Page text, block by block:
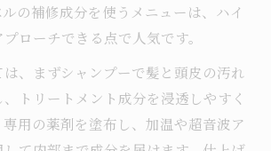
の補修成分を使うメニューは、ハイ
ローチできる点で人気です。
、まずシャンプーで髪と頭皮の汚れ
トリートメント成分を浸透しやすく
専用の薬剤を塗布し、加温や超音波ア